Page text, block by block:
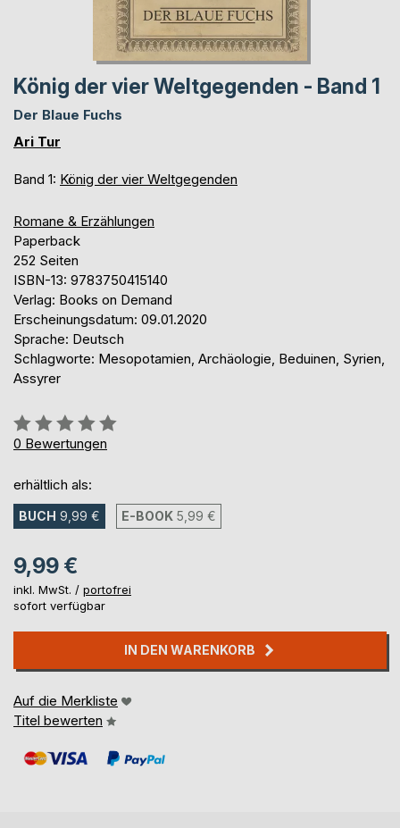
König der vier Weltgegenden - Band 1
Der Blaue Fuchs
Ari Tur
Band 1: König der vier Weltgegenden
Romane & Erzählungen
Paperback
252 Seiten
ISBN-13: 9783750415140
Verlag: Books on Demand
Erscheinungsdatum: 09.01.2020
Sprache: Deutsch
Schlagworte: Mesopotamien, Archäologie, Beduinen, Syrien,
Assyrer
Bewertung::
0%
0 Bewertungen
erhältlich als:
BUCH 9,99 € E-BOOK 5,99 €
9,99 €
inkl. MwSt. / portofrei
sofort verfügbar
IN DEN WARENKORB
Auf die Merkliste
Titel bewerten